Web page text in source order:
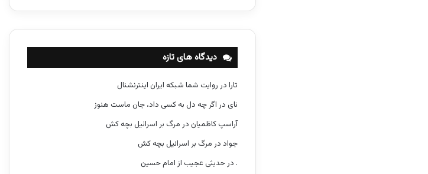
ه
دیدگاه های تازه
تارا در روایت شما شبکه ایران اینترنشنال
نای در اگر چه دل به کسی داد، جان ماست هنوز
آراسپ کاظمیان در مرگ بر اسرائیل بچه کش
جواد در مرگ بر اسرائیل بچه کش
. درحدیثی عجیب از امام حسین